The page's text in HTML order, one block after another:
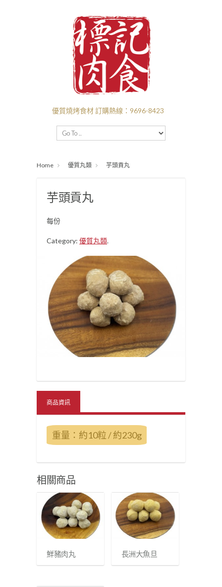
優質燒烤食材 訂購熱線：9696-8423
主頁
關於標記
Home 優質丸類 芋頭貢丸
芋頭貢丸
每份
Category: 優質丸類.
商品資訊
重量：約10粒 / 約230g
相關商品
鮮豬肉丸 長洲大魚旦